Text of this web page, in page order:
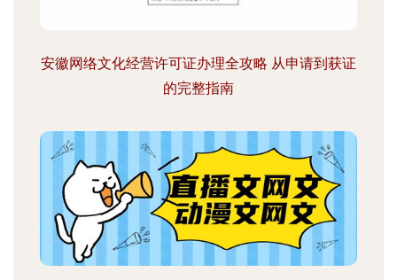
安徽网络文化经营许可证办理全攻略 从申请到获证
的完整指南